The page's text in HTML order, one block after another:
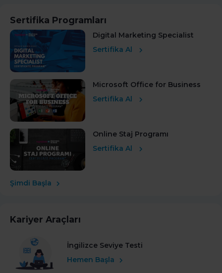
Sertifika Programları
Digital Marketing Specialist
Sertifika Al
Microsoft Office for Business
Sertifika Al
Online Staj Programı
Sertifika Al
Şimdi Başla
Kariyer Araçları
İngilizce Seviye Testi
Hemen Başla